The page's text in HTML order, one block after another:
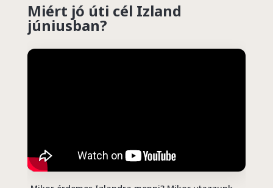
Miért jó úti cél Izland
júniusban?